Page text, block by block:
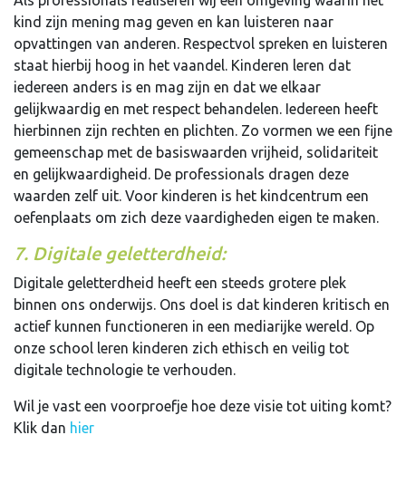
kind zijn mening mag geven en kan luisteren naar
opvattingen van anderen. Respectvol spreken en luisteren
staat hierbij hoog in het vaandel. Kinderen leren dat
iedereen anders is en mag zijn en dat we elkaar
gelijkwaardig en met respect behandelen. Iedereen heeft
hierbinnen zijn rechten en plichten. Zo vormen we een fijne
gemeenschap met de basiswaarden vrijheid, solidariteit
en gelijkwaardigheid. De professionals dragen deze
waarden zelf uit. Voor kinderen is het kindcentrum een
oefenplaats om zich deze vaardigheden eigen te maken.
7. Digitale geletterdheid:
Digitale geletterdheid heeft een steeds grotere plek
binnen ons onderwijs. Ons doel is dat kinderen kritisch en
actief kunnen functioneren in een mediarijke wereld. Op
onze school leren kinderen zich ethisch en veilig tot
digitale technologie te verhouden.
Wil je vast een voorproefje hoe deze visie tot uiting komt?
Klik dan hier